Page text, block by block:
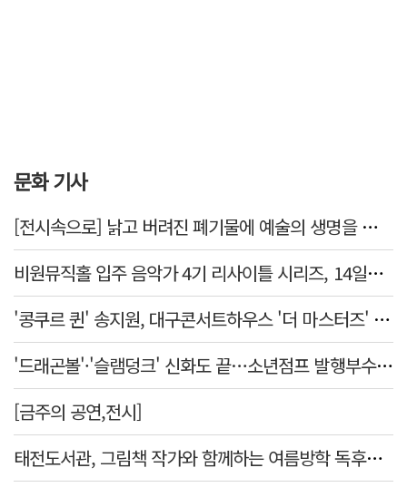
문화 기사
[전시속으로] 낡고 버려진 폐기물에 예술의 생명을 불어넣다…김결수 개인전
비원뮤직홀 입주 음악가 4기 리사이틀 시리즈, 14일부터 6주간 개최
'콩쿠르 퀸' 송지원, 대구콘서트하우스 '더 마스터즈' 무대 오른다
'드래곤볼'·'슬램덩크' 신화도 끝…소년점프 발행부수 100만부 붕괴
[금주의 공연,전시]
태전도서관, 그림책 작가와 함께하는 여름방학 독후체험 운영